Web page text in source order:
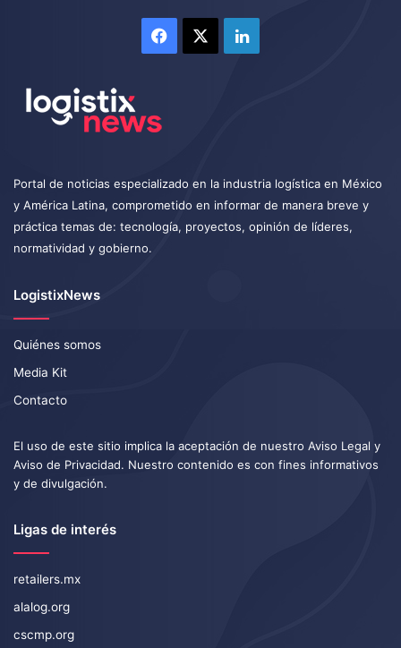
Facebook LinkedIn
Portal de noticias especializado en la industria logística en México
y América Latina, comprometido en informar de manera breve y
práctica temas de: tecnología, proyectos, opinión de líderes,
normatividad y gobierno.
LogistixNews
Quiénes somos
Media Kit
Contacto
El uso de este sitio implica la aceptación de nuestro Aviso Legal y
Aviso de Privacidad. Nuestro contenido es con fines informativos
y de divulgación.
Ligas de interés
retailers.mx
alalog.org
cscmp.org